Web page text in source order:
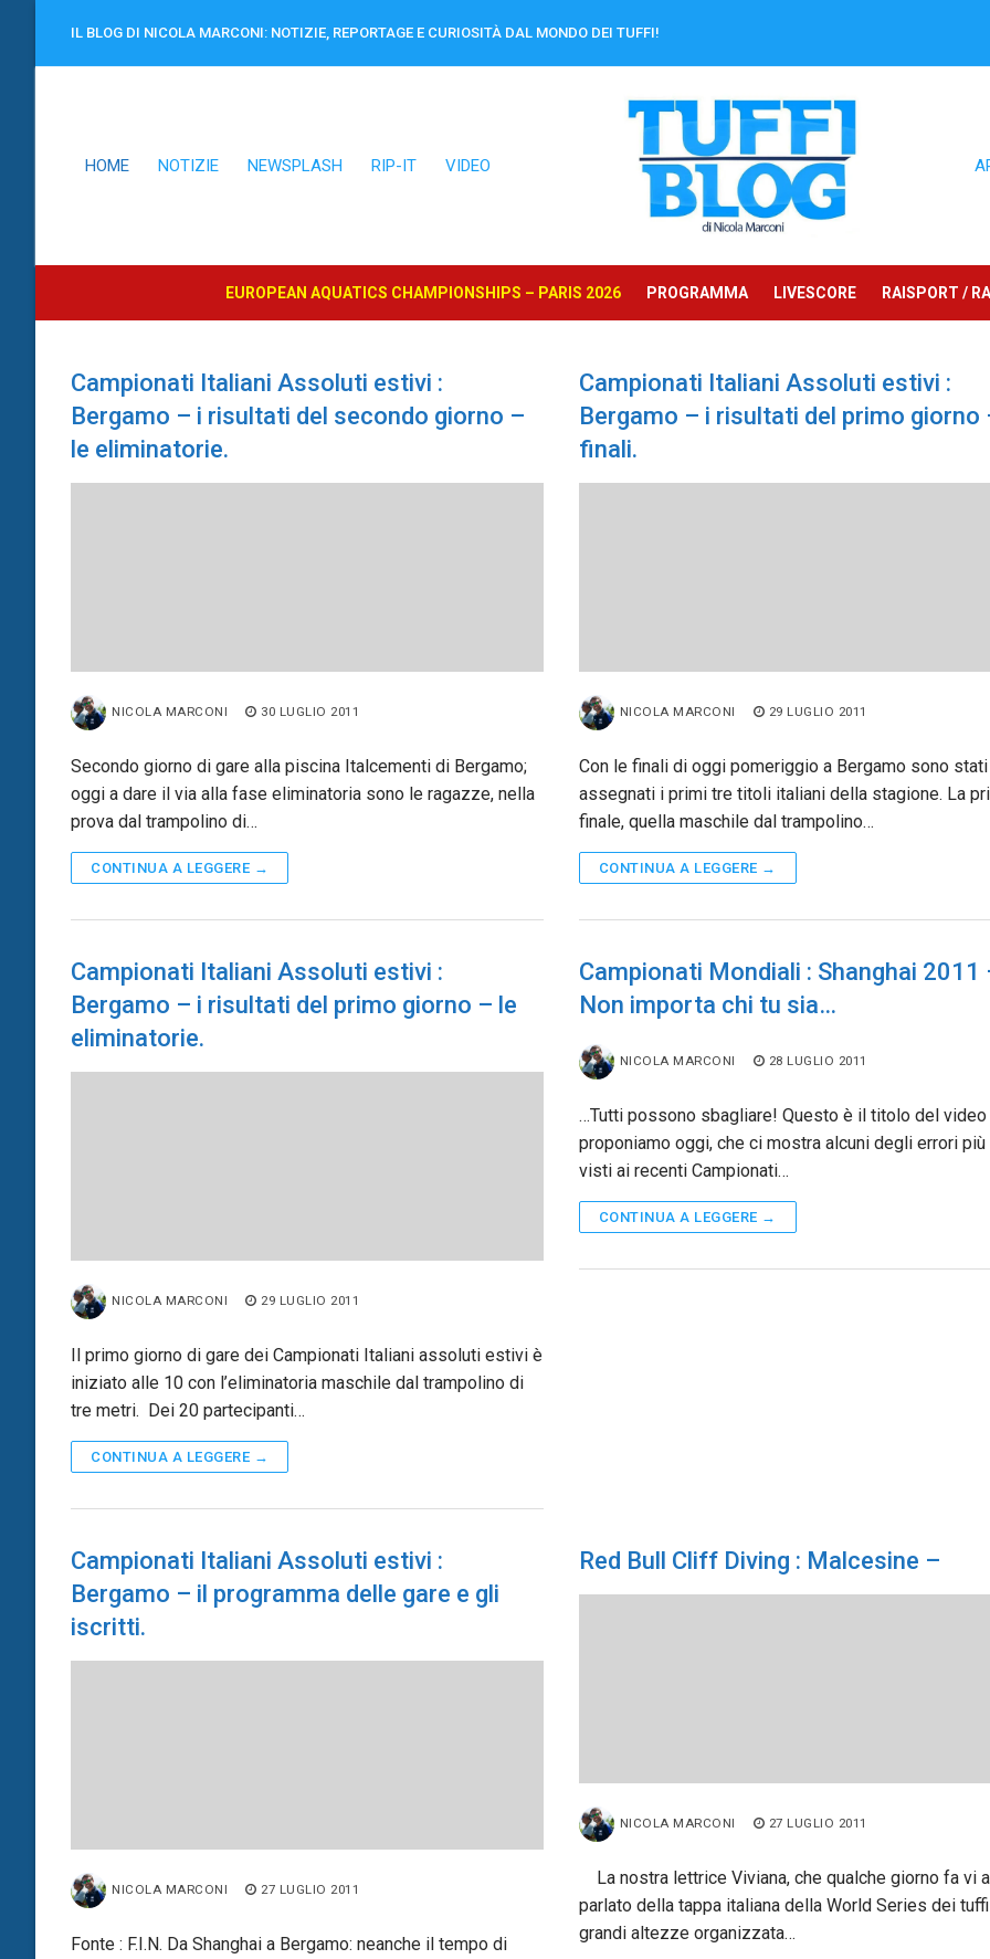
contenuto
IL BLOG DI NICOLA MARCONI: NOTIZIE, REPORTAGE E CURIOSITÀ DAL MONDO DEI TUFFI!
HOME NOTIZIE NEWSPLASH RIP-IT VIDEO
EUROPEAN AQUATICS CHAMPIONSHIPS – PARIS 2026 PROGRAMMA LIVESCORE RAISPORT /
Campionati Italiani Assoluti estivi :
Bergamo – i risultati del secondo giorno –
le eliminatorie.
NICOLA MARCONI 30 LUGLIO 2011
Secondo giorno di gare alla piscina Italcementi di Bergamo;
oggi a dare il via alla fase eliminatoria sono le ragazze, nella
prova dal trampolino di…
CONTINUA A LEGGERE →
Campionati Italiani Assoluti estivi :
Bergamo – i risultati del primo giorno
finali.
NICOLA MARCONI 29 LUGLIO 2011
Con le finali di oggi pomeriggio a Bergamo sono stati
assegnati i primi tre titoli italiani della stagione. La
finale, quella maschile dal trampolino…
CONTINUA A LEGGERE →
Campionati Italiani Assoluti estivi :
Bergamo – i risultati del primo giorno – le
eliminatorie.
NICOLA MARCONI 29 LUGLIO 2011
Il primo giorno di gare dei Campionati Italiani assoluti estivi è
iniziato alle 10 con l’eliminatoria maschile dal trampolino di
tre metri. Dei 20 partecipanti…
CONTINUA A LEGGERE →
Campionati Mondiali : Shanghai 2011
Non importa chi tu sia…
NICOLA MARCONI 28 LUGLIO 2011
…Tutti possono sbagliare! Questo è il titolo del video
proponiamo oggi, che ci mostra alcuni degli errori
visti ai recenti Campionati…
CONTINUA A LEGGERE →
Campionati Italiani Assoluti estivi :
Bergamo – il programma delle gare e gli
iscritti.
NICOLA MARCONI 27 LUGLIO 2011
Fonte : F.I.N. Da Shanghai a Bergamo: neanche il tempo di
Red Bull Cliff Diving : Malcesine –
NICOLA MARCONI 27 LUGLIO 2011
La nostra lettrice Viviana, che qualche giorno fa vi
parlato della tappa italiana della World Series dei
grandi altezze organizzata…